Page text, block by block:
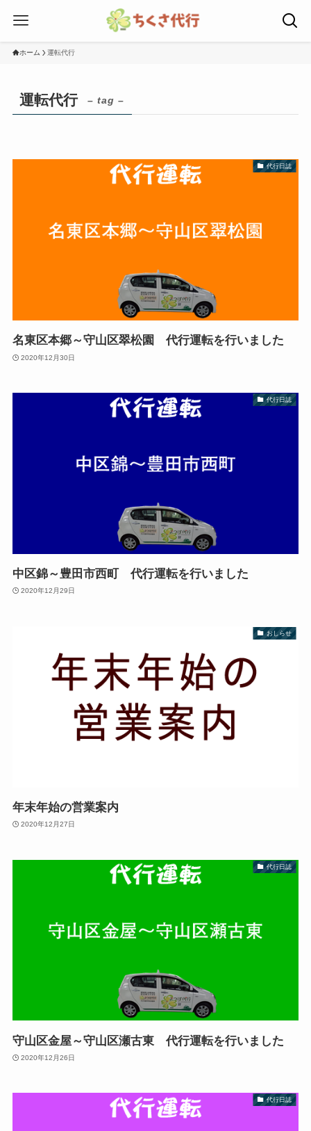
ホーム 運転代行
運転代行 – tag –
代行日誌
名東区本郷～守山区翠松園 代行運転を行いました
2020年12月30日
代行日誌
中区錦～豊田市西町 代行運転を行いました
2020年12月29日
おしらせ
年末年始の営業案内
2020年12月27日
代行日誌
守山区金屋～守山区瀬古東 代行運転を行いました
2020年12月26日
代行日誌